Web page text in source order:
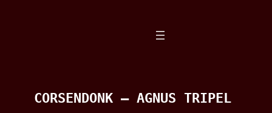
CORSENDONK – AGNUS TRIPEL